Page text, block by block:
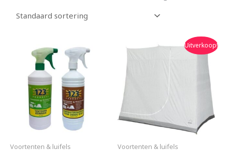
Voortenten & luifels
Uitverkoop!
Voortenten & luifels
Oorspronkelijke
Huidige
prijs